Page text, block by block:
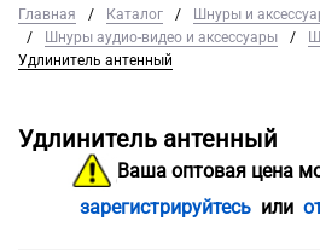
Главная / Каталог /
Шнуры и
/
Шнуры аудио-видео и аксессуары /
Удлинитель антенный
Удлинитель антенный
Ваша оптовая цена
зарегистрируйтесьили